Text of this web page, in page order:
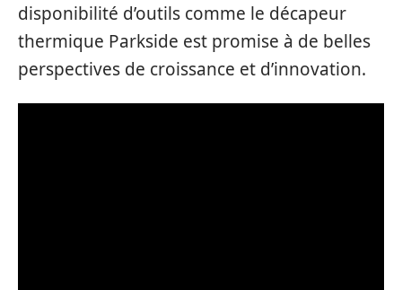
disponibilité d’outils comme le décapeur
thermique Parkside est promise à de belles
perspectives de croissance et d’innovation.